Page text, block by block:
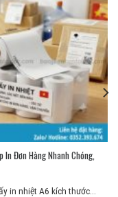
Đơn Hàng Nhanh Chóng,
in nhiệt A6 kích thước...